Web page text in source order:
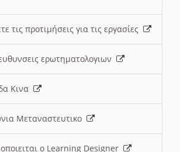
τις προτιμήσεις για τις εργασίες
ερωτηματολογιων
Κινα
Μεταναστευτικο
ο Learning Designer